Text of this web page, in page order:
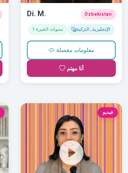
Di. M. Özbekistan
1 سنوات الخبرة الإنجليزية, التركية
معلومات مفصلة
أنا مهتم
فيديو